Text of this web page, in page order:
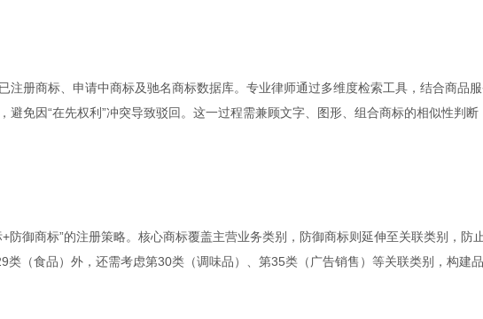
注册商标、申请中商标及驰名商标数据库。专业律师通过多维度检索工具，结合商品
避免因“在先权利”冲突导致驳回。这一过程需兼顾文字、图形、组合商标的相似性判断
防御商标”的注册策略。核心商标覆盖主营业务类别，防御商标则延伸至关联类别，防
类（食品）外，还需考虑第30类（调味品）、第35类（广告销售）等关联类别，构建